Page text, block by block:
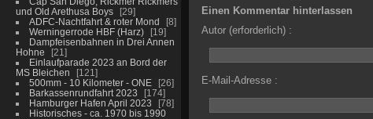
und Old Arethusa Boys
29
ADFC-Nachtfahrt & roter Mond
8
Werningerrode HBF (Harz)
19
Dampfeisenbahnen in Drei Annen
Hohne
21
Einlaufparade 2023 an Bord der
MS Bleichen
121
500mm - 10 Kilometer - ONE
26
Barkassenrundfahrt 2023
174
Hamburger Hafen April 2023
78
Historisches - ca. 1970 bis 1990
Einen Kommentar hinterlassen
Autor (erforderlich) :
E-Mail-Adresse :